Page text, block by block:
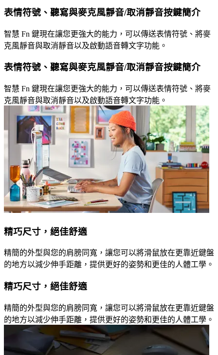
表情符號、聽寫與麥克風靜音/取消靜音按鍵簡介
智慧 Fn 鍵現在讓您更強大的能力，可以傳送表情符號、將麥
克風靜音與取消靜音以及啟動語音轉文字功能。
表情符號、聽寫與麥克風靜音/取消靜音按鍵簡介
智慧 Fn 鍵現在讓您更強大的能力，可以傳送表情符號、將麥
克風靜音與取消靜音以及啟動語音轉文字功能。
精巧尺寸，絕佳舒適
精簡的外型與您的肩膀同寬，讓您可以將滑鼠放在更靠近鍵盤
的地方以減少伸手距離，提供更好的姿勢和更佳的人體工學。
精巧尺寸，絕佳舒適
精簡的外型與您的肩膀同寬，讓您可以將滑鼠放在更靠近鍵盤
的地方以減少伸手距離，提供更好的姿勢和更佳的人體工學。